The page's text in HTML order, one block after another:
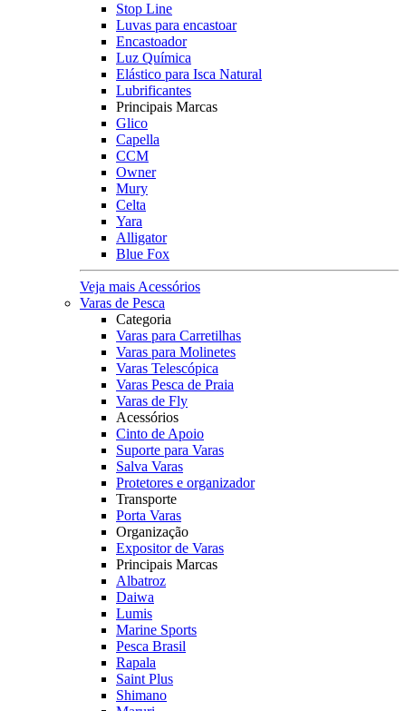
Stop Line
Luvas para encastoar
Encastoador
Luz Química
Elástico para Isca Natural
Lubrificantes
Principais Marcas
Glico
Capella
CCM
Owner
Mury
Celta
Yara
Alligator
Blue Fox
Veja mais Acessórios
Varas de Pesca
Categoria
Varas para Carretilhas
Varas para Molinetes
Varas Telescópica
Varas Pesca de Praia
Varas de Fly
Acessórios
Cinto de Apoio
Suporte para Varas
Salva Varas
Protetores e organizador
Transporte
Porta Varas
Organização
Expositor de Varas
Principais Marcas
Albatroz
Daiwa
Lumis
Marine Sports
Pesca Brasil
Rapala
Saint Plus
Shimano